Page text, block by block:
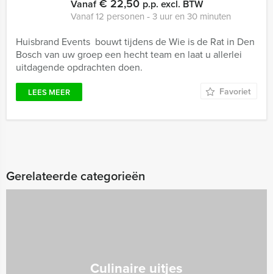
Vanaf€ 22,50 p.p. excl. BTW
Vanaf 12 personen ‐ 3 uur en 30 minuten
Huisbrand Events bouwt tijdens de Wie is de Rat in Den
Bosch van uw groep een hecht team en laat u allerlei
uitdagende opdrachten doen.
LEES MEER Favoriet
Gerelateerde categorieën
Culinaire uitjes